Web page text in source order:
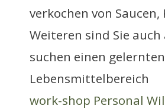
verkochen von
Weiteren sind Sie
suchen einen
Lebensmittelbereich
work-shop Personal